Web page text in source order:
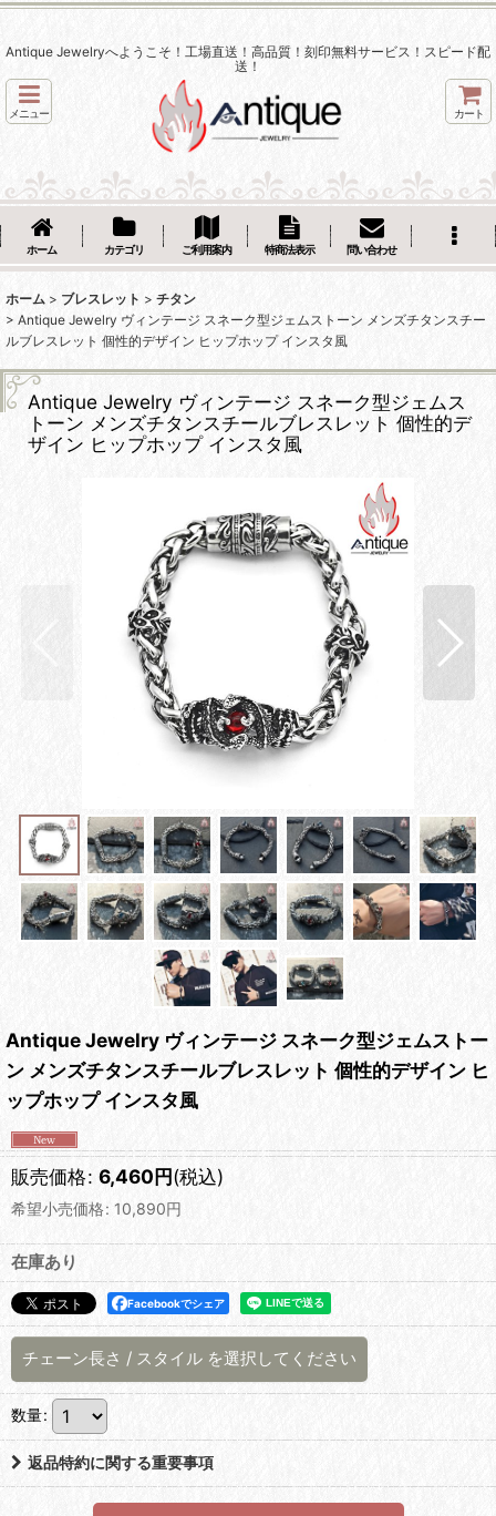
Antique Jewelryへようこそ！工場直送！高品質！刻印無料サービス！スピード配
送！
メニュー カート
ホーム カテゴリ ご利用案内 特商法表示 問い合わせ
ホーム > ブレスレット > チタン
> Antique Jewelry ヴィンテージ スネーク型ジェムストーン メンズチタンスチー
ルブレスレット 個性的デザイン ヒップホップ インスタ風
Antique Jewelry ヴィンテージ スネーク型ジェムス
トーン メンズチタンスチールブレスレット 個性的デ
ザイン ヒップホップ インスタ風
Antique Jewelry ヴィンテージ スネーク型ジェムストー
ン メンズチタンスチールブレスレット 個性的デザイン ヒ
ップホップ インスタ風
販売価格: 6,460円(税込)
希望小売価格: 10,890円
在庫あり
Facebookでシェア
チェーン長さ / スタイル を選択してください
数量:
返品特約に関する重要事項